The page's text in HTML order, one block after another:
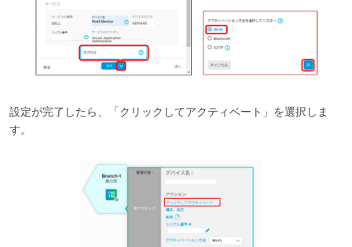
設定が完了したら、「クリックしてアクティベート」を選択しま
す。